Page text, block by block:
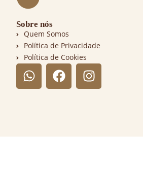
Sobre nós
Quem Somos
Política de Privacidade
Política de Cookies